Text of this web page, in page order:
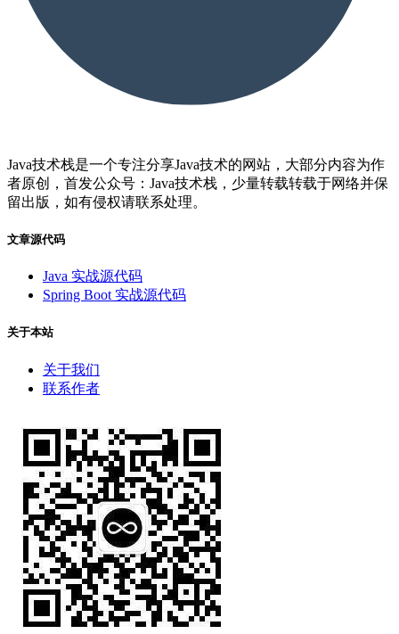
Java技术栈是一个专注分享Java技术的网站，大部分内容为作
者原创，首发公众号：Java技术栈，少量转载转载于网络并保
留出版，如有侵权请联系处理。
文章源代码
Java 实战源代码
Spring Boot 实战源代码
关于本站
关于我们
联系作者